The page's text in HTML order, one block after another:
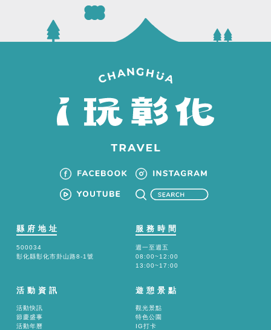
縣府地址
500034
彰化縣彰化市卦山路8-1號
服務時間
週一至週五
08:00~12:00
13:00~17:00
活動資訊
活動快訊
節慶盛事
活動年曆
遊憩景點
觀光景點
特色公園
IG打卡